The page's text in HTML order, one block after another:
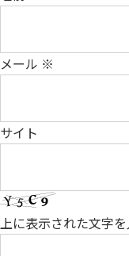
メール ※
サイト
上に表示された文字を